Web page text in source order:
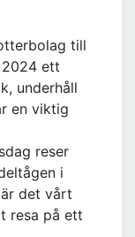
till
2024 ett
underhåll
en viktig
reser
i
det vårt
resa på ett